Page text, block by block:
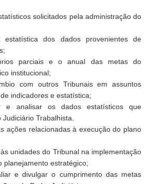
solicitados pela administração do
dos dados provenientes de
parciais e o anual das metas do
institucional;
com outros Tribunais em assuntos
indicadores e estatística;
e analisar os dados estatísticos que
Trabalhista.
ações relacionadas à execução do plano
unidades do Tribunal na implementação
planejamento estratégico;
e divulgar o cumprimento das metas